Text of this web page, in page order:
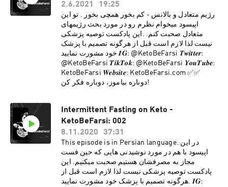
2.6.2021
19:25
رژیم متعادل و بالانس - کم بخور همچی‌ بخور . تو این
اپیسود میخوام نظرم رو در مورد بحث رژیمهای
متعادل صحبت کنم. .این پادکست توصیه پزشکی
نیست لذا لازم است قبل از هرگونه تصمیم با پزشک
خود مشورت نمایید 𝑰𝑮: @KetoBeFarsi 𝑻𝒘𝒊𝒕𝒕𝒆𝒓:
@KetoBeFarsi 𝑻𝒊𝒌𝑻𝒐𝒌: @KetoBeFarsi 𝒀𝒐𝒖𝑻𝒖𝒃𝒆:
KetoBeFarsi 𝑾𝒆𝒃𝒔𝒊𝒕𝒆: KetoBeFarsi.com ‎✅✅
دوباره بیاموز، دوباره فکر کن!
Intermittent Fasting on Keto -
KetoBeFarsi: 002
8.11.2020
37:31
This episode is in Persian language. در این
اپیسود با هم در مورد نوشیدنی هایی که حین فست
مجاز به مصرفشان هستیم صحبت میکنیم. این
پادکست توصیه پزشکی نیست لذا لازم است قبل از
هرگونه تصمیم با پزشک خود مشورت نمایید. 𝑰𝑮: